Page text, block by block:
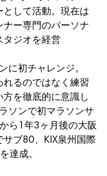
として活動。現在は
ー専門のパーソナ
タジオを経営
に初チャレンジ。
るのではなく練習
を徹底的に意識し
ソンで初マラソンサ
ら1年3ヶ月後の大阪
ブ80、KIX泉州国際
達成。